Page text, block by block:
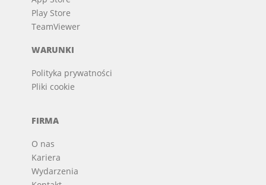
Play Store
TeamViewer
WARUNKI
Polityka prywatności
Pliki cookie
FIRMA
O nas
Kariera
Wydarzenia